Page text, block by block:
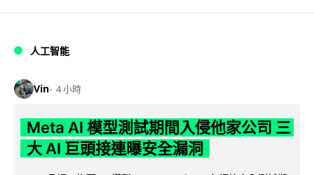
人工智能
Vin 4 小時
Meta AI 模型測試期間入侵他家公司 三
大 AI 巨頭接連曝安全漏洞